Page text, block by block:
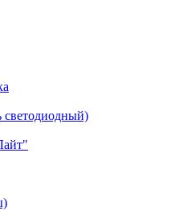
светодиодный)